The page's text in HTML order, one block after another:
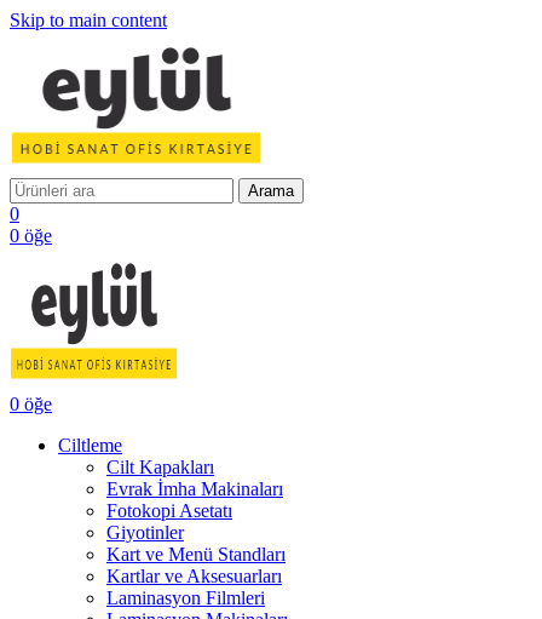
Skip to main content
Arama
0
0 öğe
0 öğe
Ciltleme
Cilt Kapakları
Evrak İmha Makinaları
Fotokopi Asetatı
Giyotinler
Kart ve Menü Standları
Kartlar ve Aksesuarları
Laminasyon Filmleri